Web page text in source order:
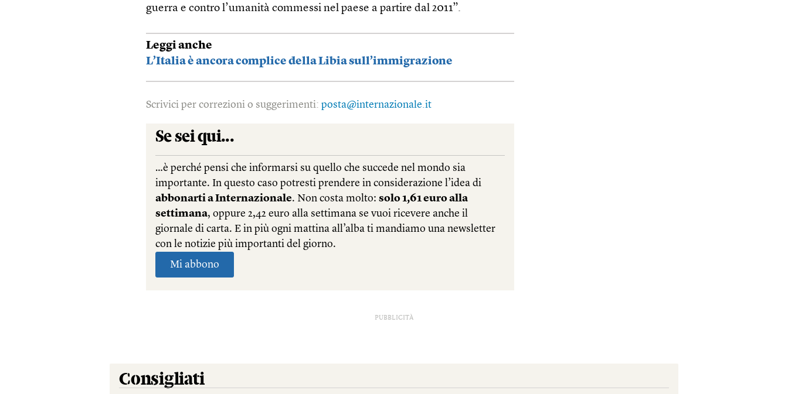
guerra e contro l’umanità commessi nel paese a partire dal 2011”.
Leggi anche
L’Italia è ancora complice della Libia sull’immigrazione
Scrivici per correzioni o suggerimenti:posta@internazionale.it
PUBBLICITÀ
Consigliati